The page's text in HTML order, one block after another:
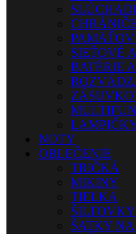
SIEŤOVÉ
BATÉRIE
NOTY
OBLEČENIE
TRIČKÁ
MIKINY
TIELKA
ŠILTOVKY
ŠATKY